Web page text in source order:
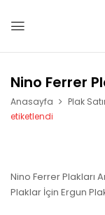
Nino Ferrer
Anasayfa Plak
etiketlendi
Nino Ferrer Plakları
Plaklar İçin Ergun